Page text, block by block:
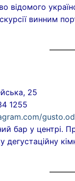
відомого
винним
25
1255
бар у центрі.
дегустаційну